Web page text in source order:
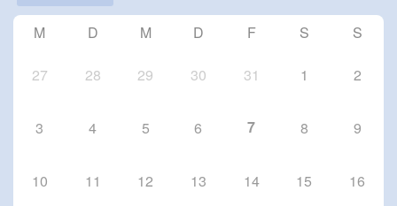
Schriesheim
M D M D F S S
27 28 29 30 31 1 2
3 4 5 6 7 8 9
10 11 12 13 14 15 16